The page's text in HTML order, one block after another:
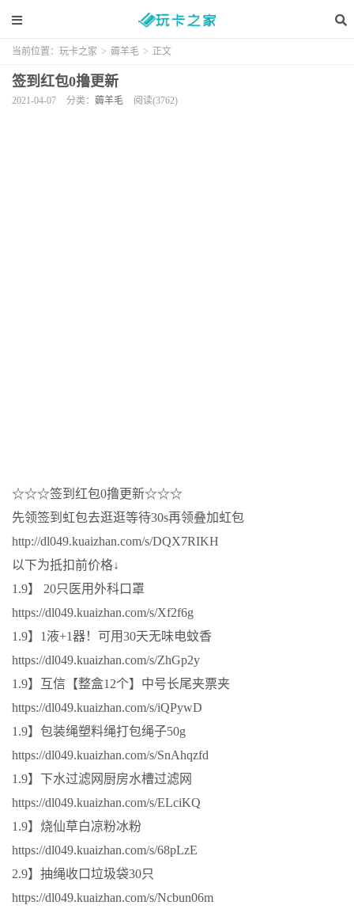
当前位置： 玩卡之家 > 薅羊毛 > 正文
签到红包0撸更新
2021-04-07 分类： 薅羊毛 阅读(3762)
☆☆☆签到红包0撸更新☆☆☆
先领签到虹包去逛逛等待30s再领叠加虹包
http://dl049.kuaizhan.com/s/DQX7RIKH
以下为抵扣前价格↓
1.9】 20只医用外科口罩
https://dl049.kuaizhan.com/s/Xf2f6g
1.9】1液+1器！可用30天无味电蚊香
https://dl049.kuaizhan.com/s/ZhGp2y
1.9】互信【整盒12个】中号长尾夹票夹
https://dl049.kuaizhan.com/s/iQPywD
1.9】包装绳塑料绳打包绳子50g
https://dl049.kuaizhan.com/s/SnAhqzfd
1.9】下水过滤网厨房水槽过滤网
https://dl049.kuaizhan.com/s/ELciKQ
1.9】烧仙草白凉粉冰粉
https://dl049.kuaizhan.com/s/68pLzE
2.9】抽绳收口垃圾袋30只
https://dl049.kuaizhan.com/s/Ncbun06m